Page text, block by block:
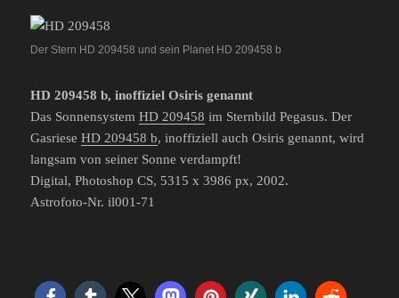
Der Stern HD 209458 und sein Planet HD 209458 b
HD 209458 b, inoffiziel Osiris genannt
Das SonnensystemHD 209458 im Sternbild Pegasus. Der
GasrieseHD 209458 b, inoffiziell auch Osiris genannt, wird
langsam von seiner Sonne verdampft!
Digital, Photoshop CS, 5315 x 3986 px, 2002.
Astrofoto-Nr. il001-71